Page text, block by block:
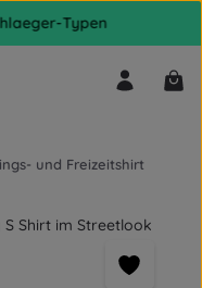
Typen
und Freizeitshirt